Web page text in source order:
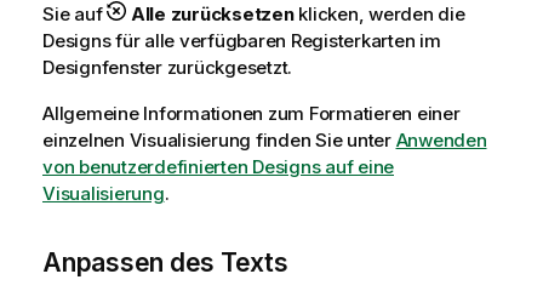
Sie auf
Alle zurücksetzenklicken, werden die
Designs für alle verfügbaren Registerkarten im
Designfenster zurückgesetzt.
Allgemeine Informationen zum Formatieren einer
einzelnen Visualisierung finden Sie unter Anwenden
von benutzerdefinierten Designs auf eine
Visualisierung.
Anpassen des Texts